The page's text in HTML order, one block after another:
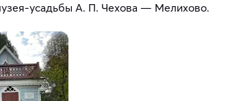
усадьбы А. П. Чехова — Мелихово.